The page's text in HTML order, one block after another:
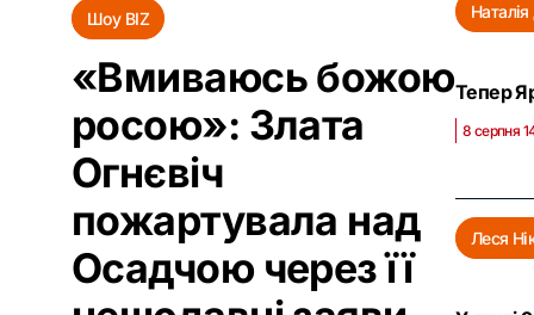
Шоу BIZ
«Вмиваюсь божою
росою»: Злата
Огнєвіч
пожартувала над
Осадчою через її
Тепер
8 серпня
Леся